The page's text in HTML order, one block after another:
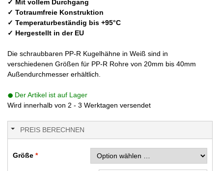
✓ Mit vollem Durchgang
✓ Totraumfreie Konstruktion
✓ Temperaturbeständig bis +95°C
✓ Hergestellt in der EU
Die schraubbaren PP-R Kugelhähne in Weiß sind in
verschiedenen Größen für PP-R Rohre von 20mm bis 40mm
Außendurchmesser erhältlich.
Der Artikel ist auf Lager
Wird innerhalb von 2 - 3 Werktagen versendet
PREIS BERECHNEN
Größe